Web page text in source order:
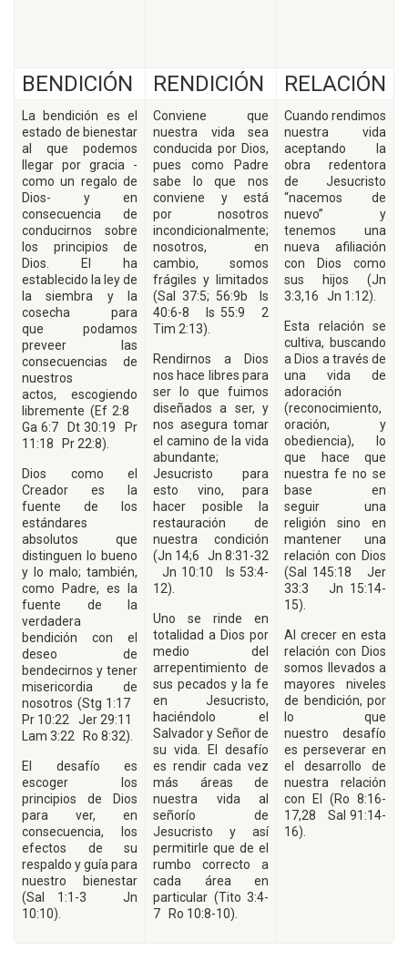
BENDICIÓN RENDICIÓN RELACIÓN
La bendición es el
estado de bienestar
al que podemos
llegar por gracia -
como un regalo de
Dios- y en
consecuencia de
conducirnos sobre
los principios de
Dios. El ha
establecido la ley de
la siembra y la
cosecha para
que podamos
preveer las
consecuencias de
nuestros
actos, escogiendo
libremente (Ef 2:8
Ga 6:7 Dt 30:19 Pr
11:18 Pr 22:8).
Dios como el
Creador es la
fuente de los
estándares
absolutos que
distinguen lo bueno
y lo malo; también,
como Padre, es la
fuente de la
verdadera
bendición con el
deseo de
bendecirnos y tener
misericordia de
nosotros (Stg 1:17
Pr 10:22 Jer 29:11
Lam 3:22 Ro 8:32).
El desafío es
escoger los
principios de Dios
para ver, en
consecuencia, los
efectos de su
respaldo y guía para
nuestro bienestar
(Sal 1:1-3 Jn
10:10).
Conviene que
nuestra vida sea
conducida por Dios,
pues como Padre
sabe lo que nos
conviene y está
por nosotros
incondicionalmente;
nosotros, en
cambio, somos
frágiles y limitados
(Sal 37:5; 56:9b Is
40:6-8 Is 55:9 2
Tim 2:13).
Rendirnos a Dios
nos hace libres para
ser lo que fuimos
diseñados a ser, y
nos asegura tomar
el camino de la vida
abundante;
Jesucristo para
esto vino, para
hacer posible la
restauración de
nuestra condición
(Jn 14;6 Jn 8:31-32
Jn 10:10 Is 53:4-
12).
Uno se rinde en
totalidad a Dios por
medio del
arrepentimiento de
sus pecados y la fe
en Jesucristo,
haciéndolo el
Salvador y Señor de
su vida. El desafío
es rendir cada vez
más áreas de
nuestra vida al
señorío de
Jesucristo y así
permitirle que de el
rumbo correcto a
cada área en
particular (Tito 3:4-
7 Ro 10:8-10).
Cuando rendimos
nuestra vida
aceptando la
obra redentora
de Jesucristo
“nacemos de
nuevo” y
tenemos una
nueva afiliación
con Dios como
sus hijos (Jn
3:3,16 Jn 1:12).
Esta relación se
cultiva, buscando
a Dios a través de
una vida de
adoración
(reconocimiento,
oración, y
obediencia), lo
que hace que
nuestra fe no se
base en
seguir una
religión sino en
mantener una
relación con Dios
(Sal 145:18 Jer
33:3 Jn 15:14-
15).
Al crecer en esta
relación con Dios
somos llevados a
mayores niveles
de bendición, por
lo que
nuestro desafío
es perseverar en
el desarrollo de
nuestra relación
con El (Ro 8:16-
17,28 Sal 91:14-
16).